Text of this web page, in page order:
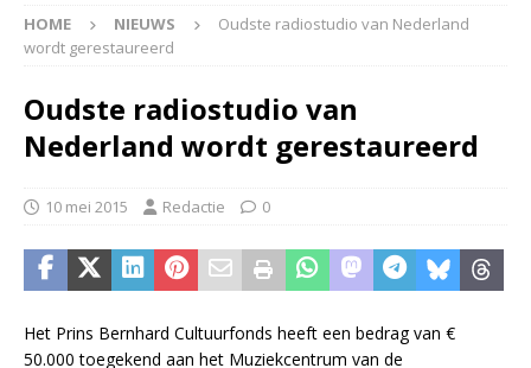
HOME NIEUWS
Oudste radiostudio van Nederland
wordt gerestaureerd
Oudste radiostudio van
Nederland wordt gerestaureerd
10 mei 2015 Redactie 0
Het Prins Bernhard Cultuurfonds heeft een bedrag van €
50.000 toegekend aan het Muziekcentrum van de